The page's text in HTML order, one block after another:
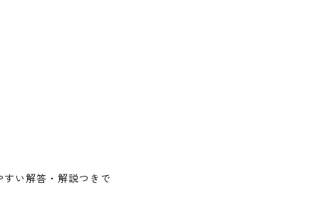
い解答・解説つきで